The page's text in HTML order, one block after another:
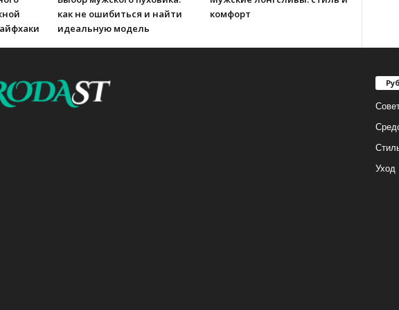
как не ошибиться и найти
идеальную модель
комфорт
Уход